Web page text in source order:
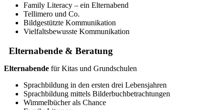
Family Literacy – ein Elternabend
Tellimero und Co.
Bildgestützte Kommunikation
Vielfaltsbewusste Kommunikation
Elternabende & Beratung
Elternabende für Kitas und Grundschulen
Sprachbildung in den ersten drei Lebensjahren
Sprachbildung mittels Bilderbuchbetrachtungen
Wimmelbücher als Chance